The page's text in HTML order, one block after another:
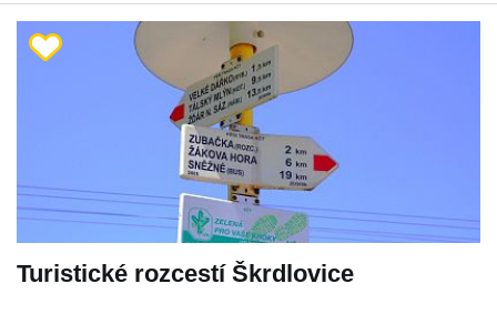
Turistické rozcestí Škrdlovice